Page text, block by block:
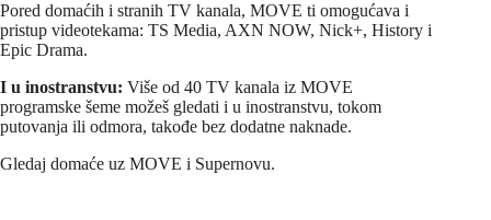
Pored domaćih i stranih TV kanala, MOVE ti omogućava i
pristup videotekama: TS Media, AXN NOW, Nick+, History i
Epic Drama.
I u inostranstvu: Više od 40 TV kanala iz MOVE
programske šeme možeš gledati i u inostranstvu, tokom
putovanja ili odmora, takođe bez dodatne naknade.
Gledaj domaće uz MOVE i Supernovu.